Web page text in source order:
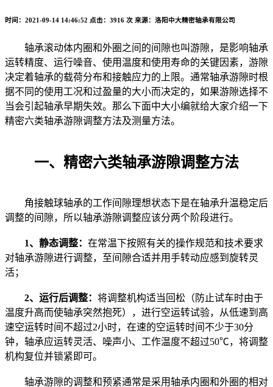
时间：2021-09-14 14:46:52 点击：3916 次 来源：洛阳中大精密轴承有限公司
轴承滚动体内圈和外圈之间的间隙也叫游隙，是影响轴承
运转精度、运行噪音、使用温度和使用寿命的关键因素，游隙
决定着轴承的载荷分布和接触应力的上限。通常轴承游隙时根
据不同的使用工况和过盈量的大小而决定的，如果游隙选择不
当会引起轴承早期失效。那么下面中大小编就给大家介绍一下
精密六类轴承游隙调整方法及测量方法。
一、精密六类轴承游隙调整方法
角接触球轴承的工作间隙理想状态下是在轴承升温稳定后
调整的间隙，所以轴承游隙调整应该分两个阶段进行。
1、静态调整： 在常温下按照有关的操作规范和技术要求
对轴承游隙进行调整，至间隙合适并用手转动应感到旋转灵
活；
2、运行后调整： 将调整机构适当回松（防止试车时由于
温度升高而使轴承突然抱死），进行空运转试验，从低速到高
速空运转时间不超过2小时，在速的空运转时间不少于30分
钟，轴承应运转灵活、噪声小、工作温度不超过50℃，将调整
机构复位并锁紧即可。
轴承游隙的调整和预紧通常是采用轴承内圈和外圈的相对